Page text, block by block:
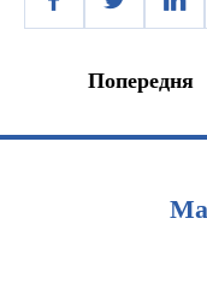
Попередня